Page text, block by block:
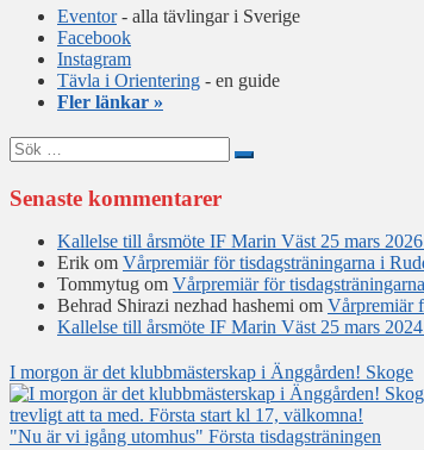
Eventor- alla tävlingar i Sverige
Facebook
Instagram
Tävla i Orientering - en guide
Fler länkar »
Sök
efter:
Senaste kommentarer
Kallelse till årsmöte IF Marin Väst 25 mars
Erik om Vårpremiär för tisdagsträningarna i
Tommytug om Vårpremiär för
Behrad Shirazi nezhad hashemi om Vårpremiär
Kallelse till årsmöte IF Marin Väst 25 mars
I morgon är det klubbmästerskap i Änggården! Skoge
"Nu är vi igång utomhus" Första tisdagsträningen